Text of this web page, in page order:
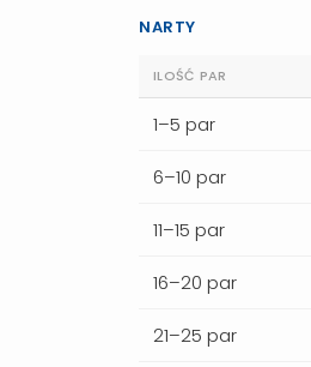
NARTY
ILOŚĆ PAR
1–5 par
6–10 par
11–15 par
16–20 par
21–25 par